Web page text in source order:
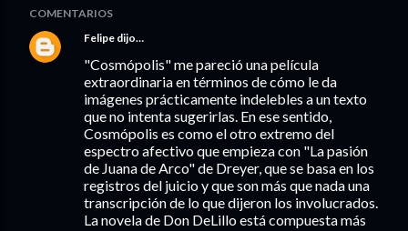
COMENTARIOS
Felipe dijo…
"Cosmópolis" me pareció una película
extraordinaria en términos de cómo le da
imágenes prácticamente indelebles a un texto
que no intenta sugerirlas. En ese sentido,
Cosmópolis es como el otro extremo del
espectro afectivo que empieza con "La pasión
de Juana de Arco" de Dreyer, que se basa en los
registros del juicio y que son más que nada una
transcripción de lo que dijeron los involucrados.
La novela de Don DeLillo está compuesta más